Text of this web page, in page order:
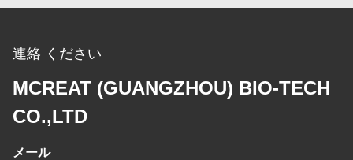
連絡 ください
MCREAT (GUANGZHOU) BIO-TECH
CO.,LTD
メール